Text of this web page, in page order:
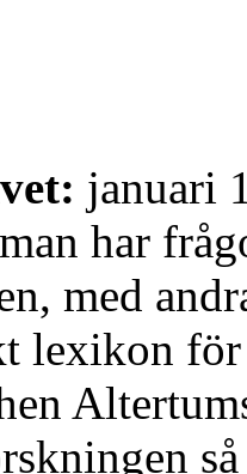
januari
har
med
lexikon